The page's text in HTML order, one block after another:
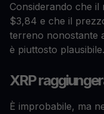
Considerando che il
$3,84 e che il
terreno nonostante
è piuttosto plausibile.
XRP
È improbabile, ma